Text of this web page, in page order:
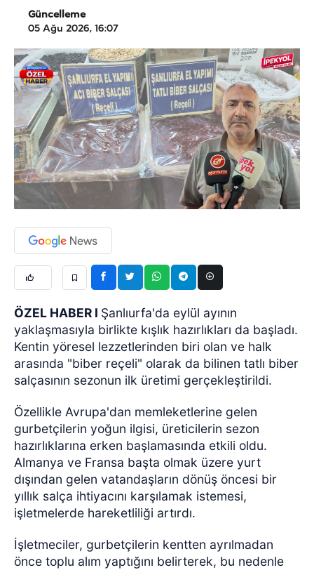
Güncelleme
05 Ağu 2026, 16:07
ÖZEL HABER I Şanlıurfa'da eylül ayının
yaklaşmasıyla birlikte kışlık hazırlıkları da başladı.
Kentin yöresel lezzetlerinden biri olan ve halk
arasında "biber reçeli" olarak da bilinen tatlı biber
salçasının sezonun ilk üretimi gerçekleştirildi.
Özellikle Avrupa'dan memleketlerine gelen
gurbetçilerin yoğun ilgisi, üreticilerin sezon
hazırlıklarına erken başlamasında etkili oldu.
Almanya ve Fransa başta olmak üzere yurt
dışından gelen vatandaşların dönüş öncesi bir
yıllık salça ihtiyacını karşılamak istemesi,
işletmelerde hareketliliği artırdı.
İşletmeciler, gurbetçilerin kentten ayrılmadan
önce toplu alım yaptığını belirterek, bu nedenle